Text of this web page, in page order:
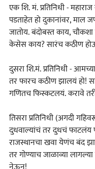
एक शि. मं. प्रतिनिधी -
पडताहेत हो दुकानांवर, माल
जातोय. बंदोबस्त काय, चौकशा
केसेस काय? सारंच कठीण
दुसरा शि.मं. प्रतिनिधी -
तर फारच कठीण झालयं हो!
गणितच फिस्कटलयं. करावे
तिसरा प्रतिनिधी (अगदी
दुधवाल्यांचं तर दुधचं फाटलंय
राजस्थानचा खवा येणंच बंद
तर गोण्याच जाळाव्या